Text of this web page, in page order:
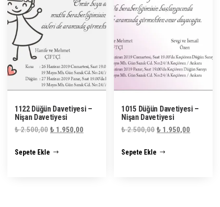
1122 Düğün Davetiyesi –
Nişan Davetiyesi
₺2.500,00 Orijinal
₺ 2.500,00.
₺ 1.950,00
Sepete Ekle
1015 Düğün Davetiyesi –
Nişan Davetiyesi
₺2.500,00 Orijinal
₺ 2.500,00.
₺ 1.950,00
Sepete Ekle